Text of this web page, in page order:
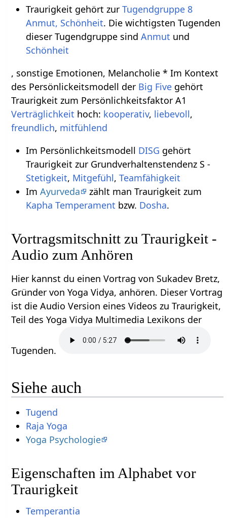
Traurigkeit gehört zur Tugendgruppe 8
Anmut, Schönheit. Die wichtigsten Tugenden
dieser Tugendgruppe sind Anmut und
Schönheit
, sonstige Emotionen, Melancholie * Im Kontext
des Persönlickeitsmodell der Big Five gehört
Traurigkeit zum Persönlichkeitsfaktor A1
Verträglichkeit hoch: kooperativ, liebevoll,
freundlich, mitfühlend
Im Persönlichkeitsmodell DISG gehört
Traurigkeit zur Grundverhaltenstendenz S -
Stetigkeit, Mitgefühl, Teamfähigkeit
Im Ayurveda
zählt man Traurigkeit zum
Kapha Temperament bzw. Dosha.
Vortragsmitschnitt zu Traurigkeit -
Audio zum Anhören
Hier kannst du einen Vortrag von Sukadev Bretz,
Gründer von Yoga Vidya, anhören. Dieser Vortrag
ist die Audio Version eines Videos zu Traurigkeit,
Teil des Yoga Vidya Multimedia Lexikons der
Tugenden.
Siehe auch
Tugend
Raja Yoga
Yoga Psychologie
Eigenschaften im Alphabet vor
Traurigkeit
Temperantia